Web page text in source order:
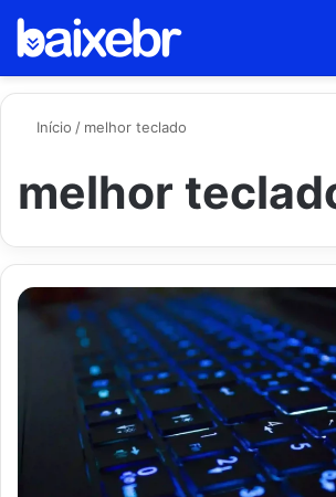
Início / melhor teclado
melhor